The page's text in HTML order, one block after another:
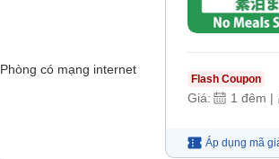
Phòng có mạng internet
Flash Coupon
Giá: 1 đêm |
Áp dụng mã